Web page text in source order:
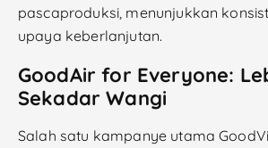
pascaproduksi, menunjukkan
upaya keberlanjutan.
GoodAir for Everyone:
Sekadar Wangi
Salah satu kampanye utama